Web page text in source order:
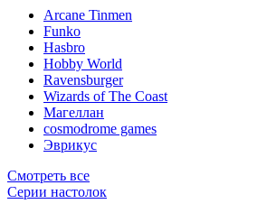
Arcane Tinmen
Funko
Hasbro
Hobby World
Ravensburger
Wizards of The Coast
Магеллан
сosmodrome games
Эврикус
Смотреть все
Серии настолок